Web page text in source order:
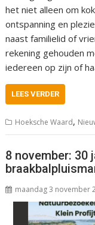
het niet alleen om
ontspanning en
naast familielid of
rekening gehouden
iedereen op zijn of
LEES VERDER
Hoeksche Waard,
8 november: 30
maandag 3 november